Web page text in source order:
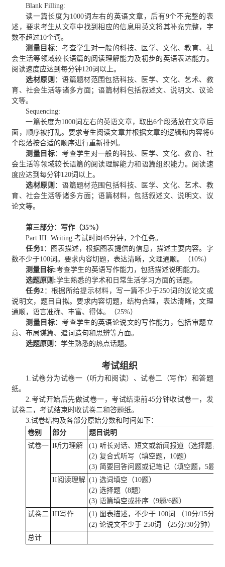
Blank Filling:
读一篇长度为1000词左右的英语文章，后有9个不完整的表
述，要求考生从文章中找到相应的信息用英文将其补充完整，字
数不超过10个词。
测量目标：考查学生对一般的科技、医学、文化、教育、社
会生活等领域较长语篇的阅读理解能力及初步的英语表达能力。
阅读速度应达到每分钟120词以上。
选材原则 ：语篇题材范围包括科技、医学、文化、艺术、教
育、社会生活等诸多方面；语篇材料包括叙述文、说明文、议论
文等。
Sequencing:
一篇长度为1000词左右的英语文章，取出6个段落放在文章后
面，顺序被打乱。要求考生阅读文章并根据文章的逻辑和内容将6
个段落按合适的顺序进行重新排列。
测量目标：考查学生对一般的科技、医学、文化、教育、社
会生活等领域较长语篇的阅读理解能力和语篇组织能力。阅读速
度应达到每分钟120词以上。
选材原则 ：语篇题材范围包括科技、医学、文化、艺术、教
育、社会生活等诸多方面；语篇材料，包括叙述文、说明文、议
论文等。
第三部分：写作（35%）
Part III: Writing:考试时间45分钟，2个任务。
任务1：图表描述，根据图表提供的信息，描述主要内容。字
数不少于100词。要求内容切题，表达清晰，文理通顺。（10%）
测量目标:考查学生的英语写作能力，包括描述说明能力。
选题原则:学生熟悉的学术和日常生活学习方面的话题。
任务2 ：根据所给提示材料，写一篇不少于250词的议论文或
说明文，题目自拟。要求内容切题，结构合理，表达清晰，文理
通顺，语言准确、丰富、得体。（25%）
测量目标：考查学生的英语论说文的写作能力，包括审题立
意、布局谋篇、遣词造句和思辨等方面。
选题原则：学生熟悉的热点话题。
考试组织
1.试卷分为试卷一（听力和阅读）、试卷二（写作）和答题
纸。
2.考试开始后先做试卷一，考试结束前45分钟收试卷一，发
试卷二，考试结束时收试卷二和答题纸。
3.试卷结构及各部分原始分数和时间如下：
卷别
部分
题目说明
试卷一 I听力理解
(1) 听长对话、短文或新闻报道（选择题，
(2) 复合式听写（填空题，10题）
(3) 简要回答问题或记笔记（填空题，5题）
II阅读理解 (1) 选词填空（10题）
(2) 选择题（8题）
(3) 语篇填空或排序（9题/6题）
试卷二 III写作
(1) 图表描述，不少于 100词 （10分/15分钟
(2) 论说文不少于 250词 （25分/30分钟）
总计